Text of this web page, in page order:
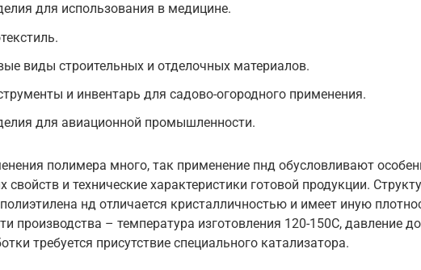
для использования в медицине.
виды строительных и отделочных материалов.
и инвентарь для садово-огородного применения.
для авиационной промышленности.
полимера много, так применение пнд обусловливают
свойств и технические характеристики готовой продукции.
нд отличается кристалличностью и имеет иную
производства – температура изготовления 120-150С, давление
требуется присутствие специального катализатора.